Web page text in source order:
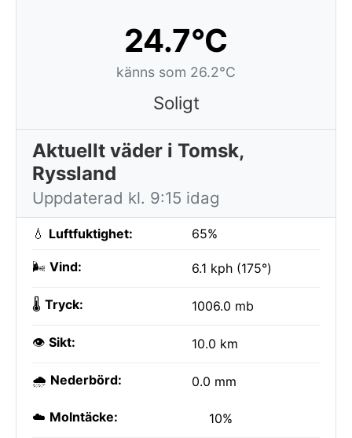
24.7°C
känns som 26.2°C
Soligt
Aktuellt väder i Tomsk,
Ryssland
Uppdaterad kl. 9:15 idag
💧 Luftfuktighet: 65%
🌬️ Vind: 6.1 kph (175°)
🌡️ Tryck: 1006.0 mb
👁️ Sikt: 10.0 km
🌧️ Nederbörd: 0.0 mm
☁️ Molntäcke: 10%